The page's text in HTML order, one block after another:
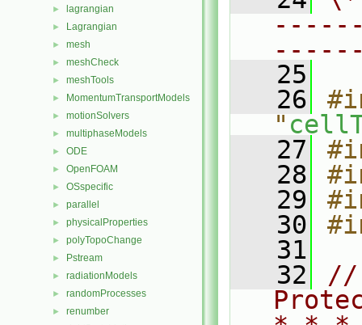
► lagrangian
► Lagrangian
► mesh
► meshCheck
► meshTools
► MomentumTransportModels
► motionSolvers
► multiphaseModels
► ODE
► OpenFOAM
► OSspecific
► parallel
► physicalProperties
► polyTopoChange
► Pstream
► radiationModels
► randomProcesses
► renumber
   25
   26
"
   27
   28
   29
   30
   31
   32
//